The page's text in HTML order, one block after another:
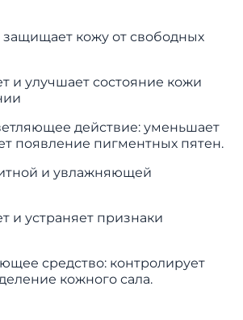
защищает кожу от свободных
и улучшает состояние кожи
действие: уменьшает
появление пигментных пятен.
и увлажняющей
и устраняет признаки
средство: контролирует
кожного сала.